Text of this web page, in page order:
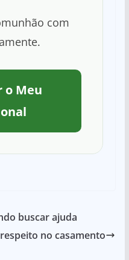
com
o Meu
buscar ajuda
no casamento